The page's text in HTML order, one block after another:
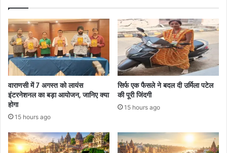
वाराणसी में 7 अगस्त को लायंस
इंटरनेशनल का बड़ा आयोजन, जानिए क्या
होगा
15 hours ago
सिर्फ एक फैसले ने बदल दी उर्मिला पटेल
की पूरी जिंदगी
15 hours ago